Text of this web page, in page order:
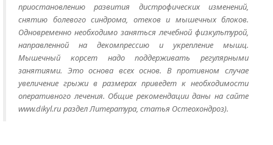
приостановлению развития дистрофических изменений,
снятию болевого синдрома, отеков и мышечных блоков.
Одновременно необходимо заняться лечебной физкультурой,
направленной на декомпрессию и укрепление мышц.
Мышечный корсет надо поддерживать регулярными
занятиями. Это основа всех основ. В противном случае
увеличение грыжи в размерах приведет к необходимости
оперативного лечения. Общие рекомендации даны на сайте
www.dikyl.ru раздел Литература, статья Остеохондроз).